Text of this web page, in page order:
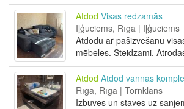
Atdod Visas redzamās
Iļģuciems, Rīga | Iļģuciems
Atdodu ar pašizvešanu
mēbeles. Steidzami.
Atdod Atdod vannas
Rīga, Rīga | Tornklans
Izbuves un staves uz